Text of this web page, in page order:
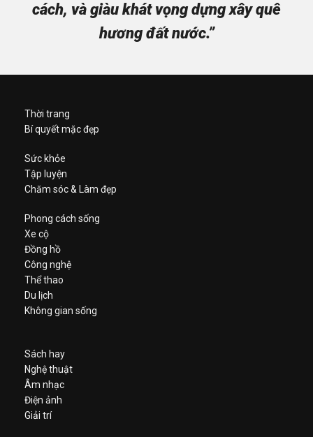
cách, và giàu khát vọng dựng xây quê
hương đất nước.”
Thời trang
Bí quyết mặc đẹp
Sức khỏe
Tập luyện
Chăm sóc & Làm đẹp
Phong cách sống
Xe cộ
Đồng hồ
Công nghệ
Thể thao
Du lịch
Không gian sống
Sách hay
Nghệ thuật
Âm nhạc
Điện ảnh
Giải trí